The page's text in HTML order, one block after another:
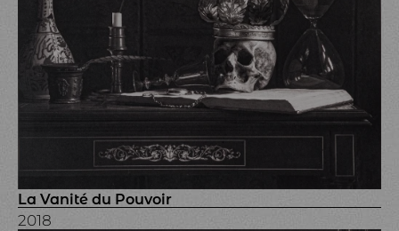
La Vanité du Pouvoir
2018